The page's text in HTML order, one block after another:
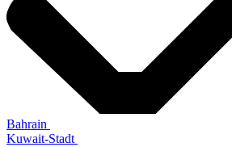
Bahrain
Kuwait-Stadt